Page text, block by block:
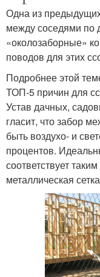
Одна из
между соседями по
«околозаборные»
поводов для этих
Подробнее этой
ТОП-5 причин для
Устав дачных,
гласит, что забор
быть воздухо- и
процентов.
соответствует
металлическая